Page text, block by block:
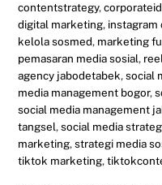
contentstrategy,
digital marketing,
kelola sosmed, marketing
pemasaran media sosial,
agency jabodetabek,social
media management bogor,
social media management
tangsel,social media
marketing,strategi media
tiktok marketing,